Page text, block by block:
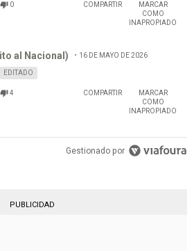
0 COMPARTIR
MARCAR
COMO
INAPROPIADO
al Nacional) 16 DE MAYO DE 2026
EDITADO
4 COMPARTIR
MARCAR
COMO
INAPROPIADO
Gestionado por
PUBLICIDAD